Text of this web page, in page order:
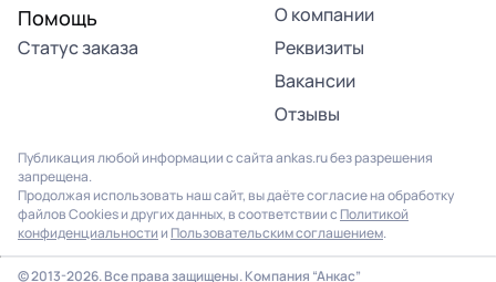
Помощь
Статус заказа
О компании
Реквизиты
Вакансии
Отзывы
Публикация любой информации с сайта ankas.ru без разрешения
запрещена.
Продолжая использовать наш сайт, вы даёте согласие на обработку
файлов Cookies и других данных, в соответствии с Политикой
конфиденциальности и Пользовательским соглашением.
© 2013-2026. Все права защищены. Компания “Анкас”